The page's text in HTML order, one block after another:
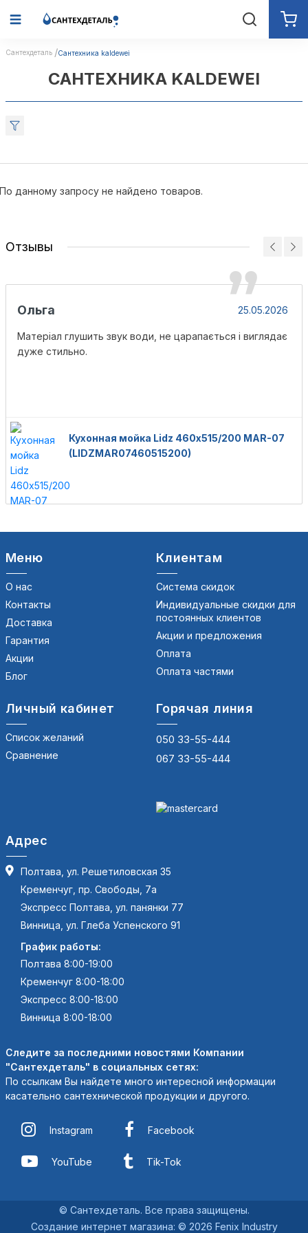
Сантехдеталь Сантехника kaldewei
САНТЕХНИКА KALDEWEI
По данному запросу не найдено товаров.
Отзывы
Ольга 25.05.2026
Матеріал глушить звук води, не царапається і виглядає
дуже стильно.
Кухонная мойка Lidz 460х515/200 MAR-07
(LIDZMAR07460515200)
Меню
О нас
Контакты
Доставка
Гарантия
Акции
Блог
Клиентам
Система скидок
Индивидуальные скидки для
постоянных клиентов
Акции и предложения
Оплата
Оплата частями
Личный кабинет
Список желаний
Сравнение
Горячая линия
050 33-55-444
067 33-55-444
Адрес
Полтава, ул. Решетиловская 35
Кременчуг, пр. Свободы, 7а
Экспресс Полтава, ул. панянки 77
Винница, ул. Глеба Успенского 91
График работы:
Полтава 8:00-19:00
Кременчуг 8:00-18:00
Экспресс 8:00-18:00
Винница 8:00-18:00
Следите за последними новостями Компании
"Сантехдеталь" в социальных сетях:
По ссылкам Вы найдете много интересной информации
касательно сантехнической продукции и другого.
Instagram Facebook
YouTube Tik-Tok
© Сантехдеталь. Все права защищены.
Создание интернет магазина: © 2026 Fenix Industry